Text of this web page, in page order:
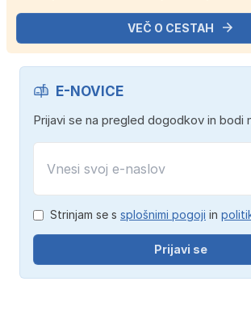
VEČ O CESTAH
E-NOVICE
Prijavi se na pregled dogodkov in bodi
Strinjam se s splošnimi pogoji in
Prijavi se